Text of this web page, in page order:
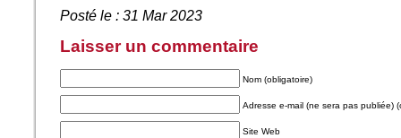
Posté le : 31 Mar 2023
Laisser un commentaire
Nom (obligatoire)
Adresse e-mail (ne sera pas publiée)
Site Web